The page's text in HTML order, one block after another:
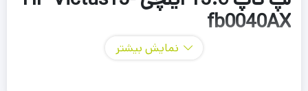
fb0040AX
نمایش بیشتر